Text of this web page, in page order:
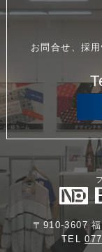
お問合せ、採
〒910-3607
TEL